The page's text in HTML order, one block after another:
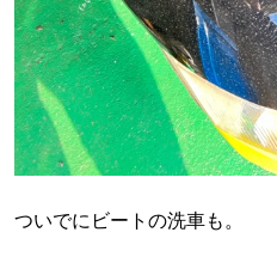
ついでにビートの洗車も。